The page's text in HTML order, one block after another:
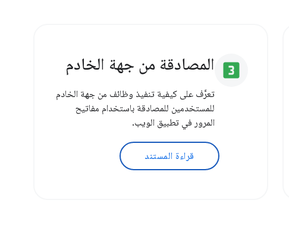
looks_3 المصادقة من جهة الخادم
تعرَّف على كيفية تنفيذ وظائف من جهة الخادم
للمستخدمين للمصادقة باستخدام مفاتيح
المرور في تطبيق الويب.
قراءة المستند